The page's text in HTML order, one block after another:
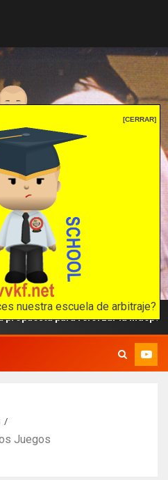
[CERRAR]
nuestra escuela de arbitraje?
el
internet
en internet
reforzar la independencia
Juegos